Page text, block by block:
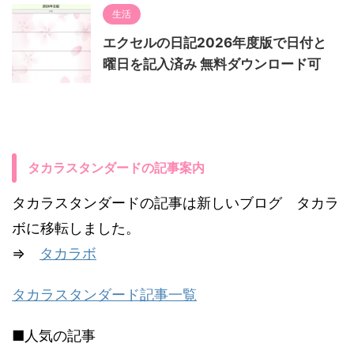
生活
エクセルの日記2026年度版で日付と
曜日を記入済み 無料ダウンロード可
タカラスタンダードの記事案内
タカラスタンダードの記事は新しいブログ タカラ
ボに移転しました。
⇒ タカラボ
タカラスタンダード記事一覧
■人気の記事